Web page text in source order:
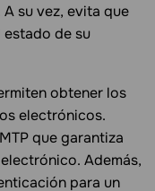
su vez, evita que
de su
obtener los
electrónicos.
que garantiza
Además,
para un